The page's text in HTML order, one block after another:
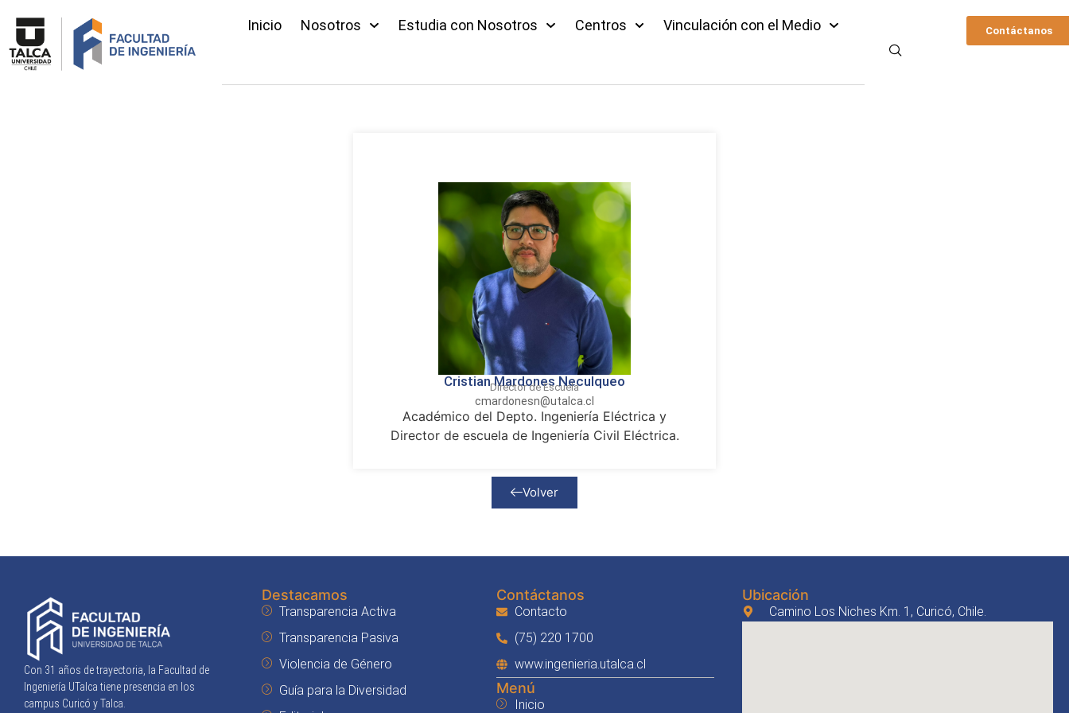
Inicio Nosotros Estudia con Nosotros Centros Vinculación con el Medio Contáctanos
Cristian Mardones Neculqueo
Director de Escuela
cmardonesn@utalca.cl
Académico del Depto. Ingeniería Eléctrica y
Director de escuela de Ingeniería Civil Eléctrica.
Volver
Con 31 años de trayectoria, la Facultad de
Ingeniería UTalca tiene presencia en los
campus Curicó y Talca.
Destacamos
Transparencia Activa
Transparencia Pasiva
Violencia de Género
Guía para la Diversidad
Contáctanos
Contacto
(75) 220 1700
www.ingenieria.utalca.cl
Menú
Inicio
Ubicación
Camino Los Niches Km. 1, Curicó, Chile.